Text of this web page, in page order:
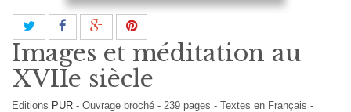
Images et méditation au
XVIIe siècle
Editions PUR - Ouvrage broché - 239 pages - Textes en Français -